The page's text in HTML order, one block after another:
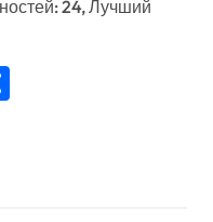
24, Лучший